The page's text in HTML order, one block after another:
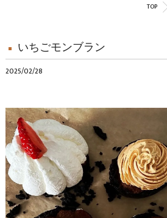
TOP
いちごモンブラン
2025/02/28